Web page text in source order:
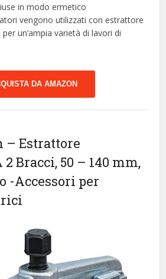
in modo ermetico
vengono utilizzati con estrattore
un’ampia varietà di lavori di
DA AMAZON
– Estrattore
Bracci, 50 – 140 mm,
-Accessori per